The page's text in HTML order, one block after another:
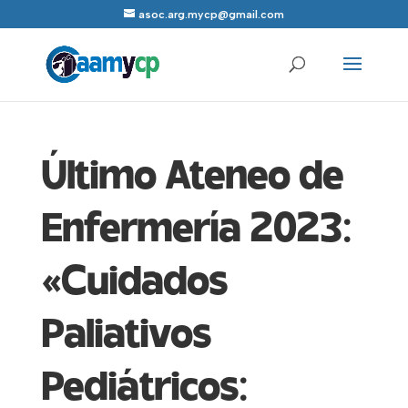
asoc.arg.mycp@gmail.com
Último Ateneo de
Enfermería 2023:
«Cuidados
Paliativos
Pediátricos: